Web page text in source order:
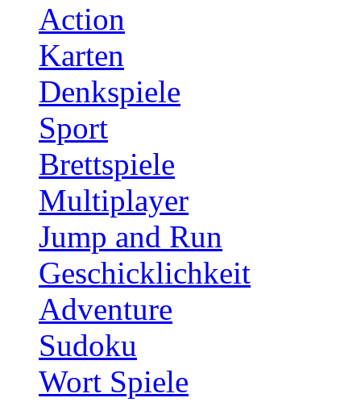
Action
Karten
Denkspiele
Sport
Brettspiele
Multiplayer
Jump and Run
Geschicklichkeit
Adventure
Sudoku
Wort Spiele